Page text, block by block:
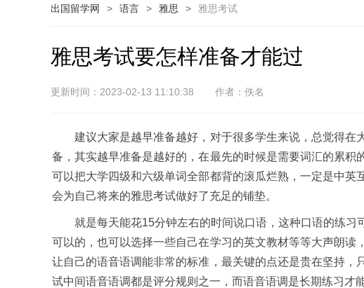
出国留学网 > 语言 > 雅思 > 雅思考试
雅思考试要怎样准备才能过
更新时间：2023-02-13 11:10:38 作者：佚名
建议大家是越早准备越好，对于很多学生来说，总觉得在
备，其实越早准备是越好的，在最先的时候是需要词汇的累
可以把大学四级和六级单词全部都背的滚瓜烂熟，一定是中
会为自己将来的雅思考试做好了充足的铺垫。
就是每天能花15分钟左右的时间说口语，这种口语的练习
可以的，也可以选择一些自己在学习的英文教材等等大声朗读
让自己的语音语调能非常的标准，最关键的点还是贵在坚持
试中间语音语调都是评分规则之一，而语音语调是长期练习才